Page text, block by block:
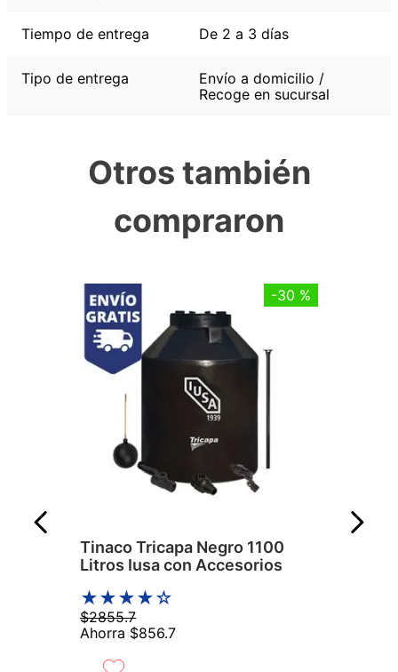
Tiempo de entrega De 2 a 3 días
Tipo de entrega
Envío a domicilio /
Recoge en sucursal
Otros también
compraron
-30 %
Tinaco Tricapa Negro 1100
Litros Iusa con Accesorios
★★★★☆
$2855.7
Ahorra $856.7